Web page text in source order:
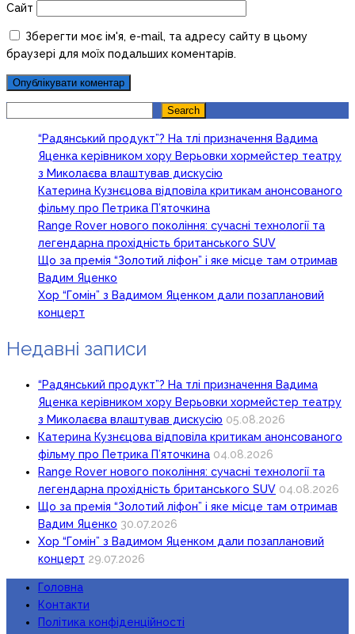
Сайт
Зберегти моє ім'я, e-mail, та адресу сайту в цьому
браузері для моїх подальших коментарів.
Search
“Радянський продукт”? На тлі призначення Вадима
Яценка керівником хору Верьовки хормейстер театру
з Миколаєва влаштував дискусію
Катерина Кузнєцова відповіла критикам анонсованого
фільму про Петрика П’яточкина
Range Rover нового покоління: сучасні технології та
легендарна прохідність британського SUV
Що за премія “Золотий ліфон” і яке місце там отримав
Вадим Яценко
Хор “Гомін” з Вадимом Яценком дали позаплановий
концерт
Недавні записи
“Радянський продукт”? На тлі призначення Вадима
Яценка керівником хору Верьовки хормейстер театру
з Миколаєва влаштував дискусію 05.08.2026
Катерина Кузнєцова відповіла критикам анонсованого
фільму про Петрика П’яточкина 04.08.2026
Range Rover нового покоління: сучасні технології та
легендарна прохідність британського SUV 04.08.2026
Що за премія “Золотий ліфон” і яке місце там отримав
Вадим Яценко 30.07.2026
Хор “Гомін” з Вадимом Яценком дали позаплановий
концерт 29.07.2026
Головна
Контакти
Політика конфіденційності